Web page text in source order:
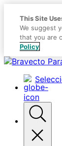
Placeholder
Anchor
Skip
Content
Skip
Footer
This Site
We suggest
that you are
Policy